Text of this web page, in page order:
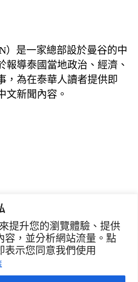
提升您的瀏覽體驗、提供
容，並分析網站流量。點
表示您同意我們使用
）是一家總部設於曼谷的中
報導泰國當地政治、經濟、
，為在泰華人讀者提供即
文新聞內容。
宜
TCN — All Rights Reserved